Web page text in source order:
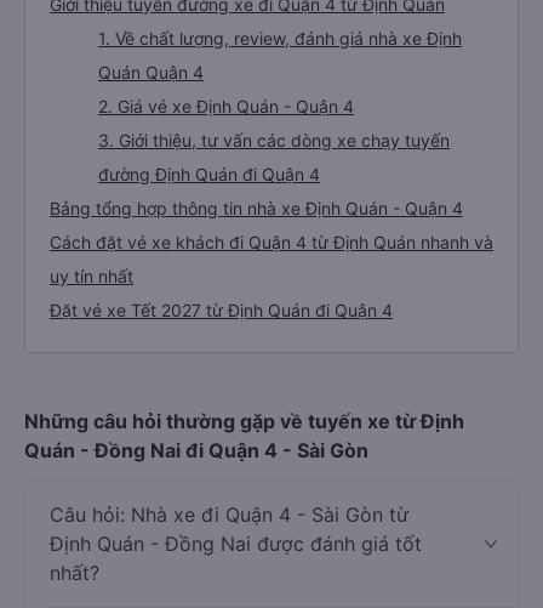
Giới thiệu tuyến đường xe đi Quận 4 từ Định Quán
1. Về chất lượng, review, đánh giá nhà xe Định
Quán Quận 4
2. Giá vé xe Định Quán - Quận 4
3. Giới thiệu, tư vấn các dòng xe chạy tuyến
đường Định Quán đi Quận 4
Bảng tổng hợp thông tin nhà xe Định Quán - Quận 4
Cách đặt vé xe khách đi Quận 4 từ Định Quán nhanh và
uy tín nhất
Đặt vé xe Tết 2027 từ Định Quán đi Quận 4
Những câu hỏi thường gặp về tuyến xe từ Định
Quán - Đồng Nai đi Quận 4 - Sài Gòn
Câu hỏi: Nhà xe đi Quận 4 - Sài Gòn từ
Định Quán - Đồng Nai được đánh giá tốt
nhất?